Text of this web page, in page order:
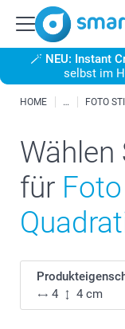
🪄 NEU: Instant
selbst im
HOME FOTO
Wählen
für
4
4 cm